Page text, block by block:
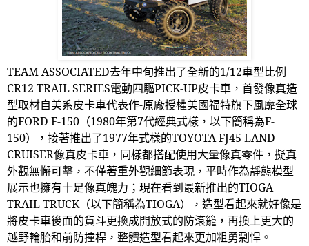
TEAM ASSOCIATED去年中旬推出了全新的1/12車型比例
CR12 TRAIL SERIES電動四驅PICK-UP皮卡車，首發像真造
型取材自美系皮卡車代表作-原廠授權美國福特旗下風靡全球
的FORD F-150 （1980年第7代經典式樣，以下簡稱為F-
150），接著推出了1977年式樣的TOYOTA FJ45 LAND
CRUISER像真皮卡車，同樣都搭配使用大量像真零件，擬真
外觀無懈可擊，不僅著重外觀細節表現，平時作為靜態模型
展示也擁有十足像真魄力；現在看到最新推出的TIOGA
TRAIL TRUCK（以下簡稱為TIOGA），造型看起來就好像是
將皮卡車後面的貨斗更換成開放式的防滾籠，再換上更大的
越野輪胎和前防撞桿，整體造型看起來更加粗勇剽悍。